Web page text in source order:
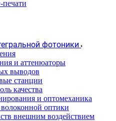
фотоники
и аттенюаторы
выводов
станции
качества
и оптомеханика
оптики
внешним воздействием